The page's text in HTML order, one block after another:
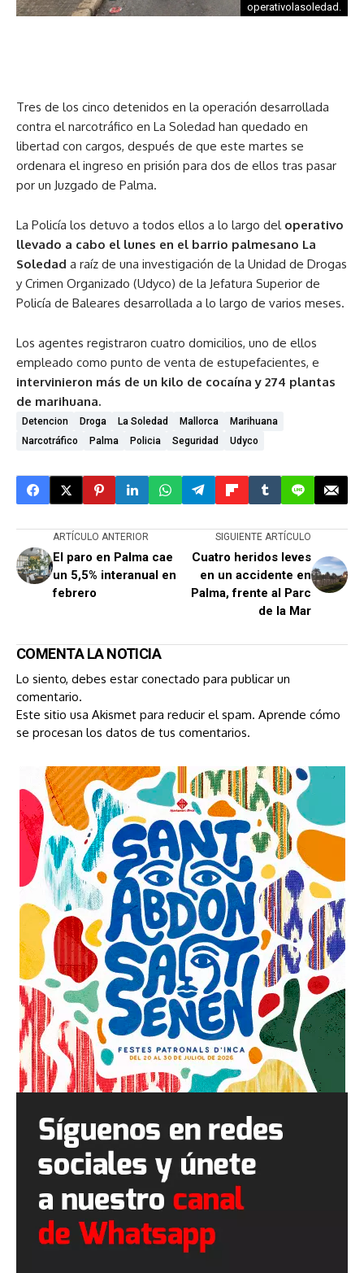
operativolasoledad.
Tres de los cinco detenidos en la operación desarrollada
contra el narcotráfico en La Soledad han quedado en
libertad con cargos, después de que este martes se
ordenara el ingreso en prisión para dos de ellos tras pasar
por un Juzgado de Palma.
La Policía los detuvo a todos ellos a lo largo del operativo
llevado a cabo el lunes en el barrio palmesano La
Soledad a raíz de una investigación de la Unidad de Drogas
y Crimen Organizado (Udyco) de la Jefatura Superior de
Policía de Baleares desarrollada a lo largo de varios meses.
Los agentes registraron cuatro domicilios, uno de ellos
empleado como punto de venta de estupefacientes, e
intervinieron más de un kilo de cocaína y 274 plantas
de marihuana.
Detencion Droga La Soledad Mallorca
Marihuana
Narcotráfico
Palma Policia Seguridad Udyco
ARTÍCULO ANTERIOR
El paro en Palma cae
un 5,5% interanual en
febrero
SIGUIENTE ARTÍCULO
Cuatro heridos leves
en un accidente en
Palma, frente al Parc
de la Mar
COMENTA LA NOTICIA
Lo siento, debes estar conectado para publicar un
comentario.
Este sitio usa Akismet para reducir el spam. Aprende cómo
se procesan los datos de tus comentarios.